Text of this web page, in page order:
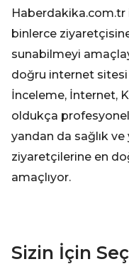
binlerce
sunabilmeyi
doğru internet sitesi
İnceleme, İnternet,
oldukça
yandan da sağlık
ziyaretçilerine en
amaçlıyor.
Sizin İçin